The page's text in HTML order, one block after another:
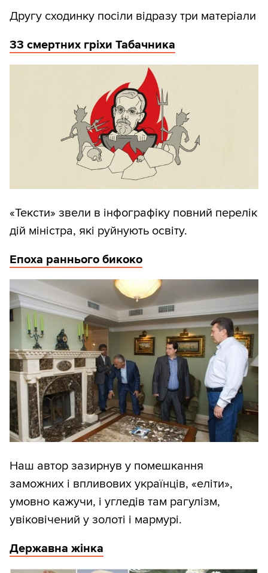
Другу сходинку посіли відразу три матеріали
33 смертних гріхи Табачника
«Тексти» звели в інфографіку повний перелік
дій міністра, які руйнують освіту.
Епоха раннього бикоко
Наш автор зазирнув у помешкання
заможних і впливових українців, «еліти»,
умовно кажучи, і угледів там рагулізм,
увіковічений у золоті і мармурі.
Державна жінка